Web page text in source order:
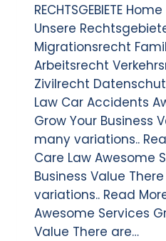
RECHTSGEBIETE Home
Unsere
Migrationsrecht
Arbeitsrecht
Zivilrecht
Law Car Accidents
Grow Your Business
many variations..
Care Law Awesome
Business Value
variations.. Read
Awesome Services
Value There are…